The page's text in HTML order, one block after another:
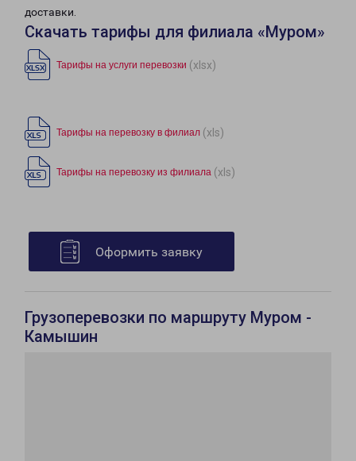
доставки.
Скачать тарифы для филиала «Муром»
Тарифы на услуги перевозки (xlsx)
Тарифы на перевозку в филиал (xls)
Тарифы на перевозку из филиала (xls)
Оформить заявку
Грузоперевозки по маршруту Муром -
Камышин